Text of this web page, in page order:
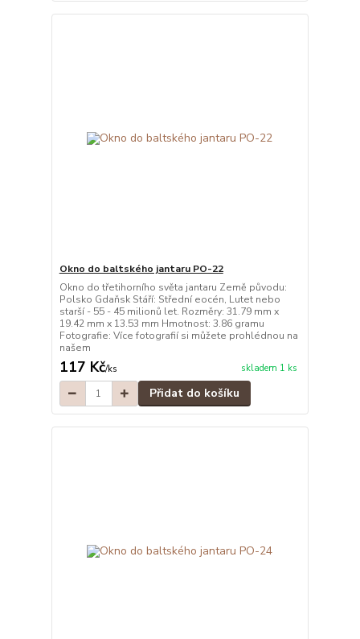
Okno do baltského jantaru PO-22
Okno do třetihorního světa jantaru Země původu:
Polsko Gdaňsk Stáří: Střední eocén, Lutet nebo
starší - 55 - 45 milionů let. Rozměry: 31.79 mm x
19.42 mm x 13.53 mm Hmotnost: 3.86 gramu
Fotografie: Více fotografií si můžete prohlédnou na
našem
117 Kč/ks skladem 1 ks
Přidat do košíku